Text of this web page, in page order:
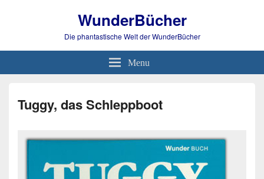
WunderBücher
Die phantastische Welt der WunderBücher
Menu
Tuggy, das Schleppboot